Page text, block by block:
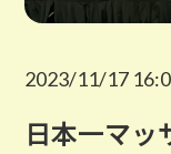
日本一マ
2023/11/17